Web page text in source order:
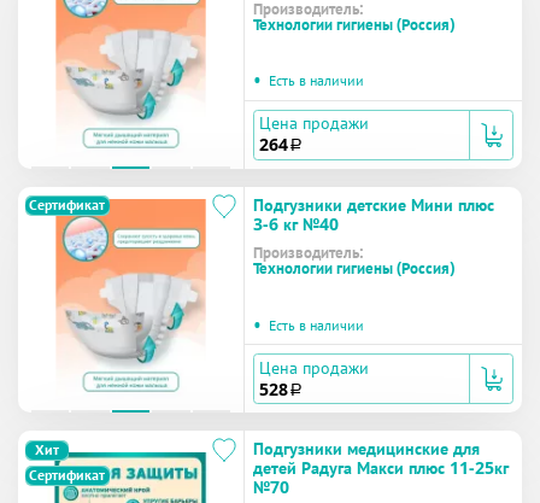
Производитель:
Технологии гигиены (Россия)
• Есть в наличии
Цена продажи
264 a
Сертификат
Подгузники детские Мини плюс
3-6 кг №40
Производитель:
Технологии гигиены (Россия)
• Есть в наличии
Цена продажи
528 a
Хит
Сертификат
Подгузники медицинские для
детей Радуга Макси плюс 11-25кг
№70